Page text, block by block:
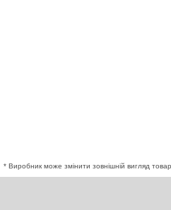
* Виробник може змінити зовнішній вигляд